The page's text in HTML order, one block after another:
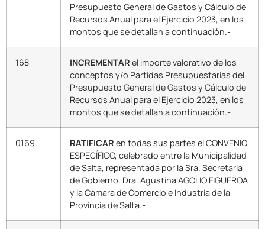
Presupuesto General de Gastos y Cálculo de
Recursos Anual para el Ejercicio 2023, en los
montos que se detallan a continuación.-
168 INCREMENTAR el importe valorativo de los
conceptos y/o Partidas Presupuestarias del
Presupuesto General de Gastos y Cálculo de
Recursos Anual para el Ejercicio 2023, en los
montos que se detallan a continuación.-
0169 RATIFICAR en todas sus partes el CONVENIO
ESPECÍFICO, celebrado entre la Municipalidad
de Salta, representada por la Sra. Secretaria
de Gobierno, Dra. Agustina AGOLIO FIGUEROA
y la Cámara de Comercio e Industria de la
Provincia de Salta.-